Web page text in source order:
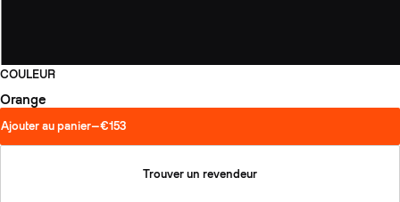
COULEUR
Orange
Ajouter au panier—€153
Trouver un revendeur